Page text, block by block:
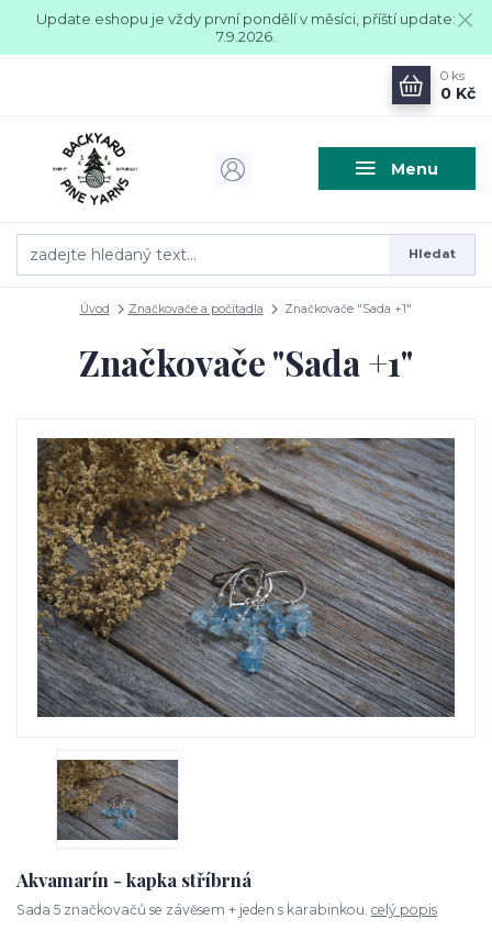
Update eshopu je vždy první pondělí v měsíci, příští update:
7.9.2026.
Menu
Hledat
0 ks
0 Kč
Úvod Značkovače a počítadla Značkovače "Sada +1"
Značkovače "Sada +1"
Akvamarín - kapka stříbrná
Sada 5 značkovačů se závěsem + jeden s karabinkou. celý popis